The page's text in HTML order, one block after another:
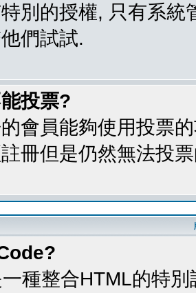
別的授權, 只有系
們試試.
投票?
會員能夠使用投票
冊但是仍然無法投
種整合HTML的特